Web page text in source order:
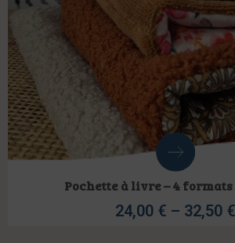
Pochette à livre – 4
24,00 € – 32,50 €